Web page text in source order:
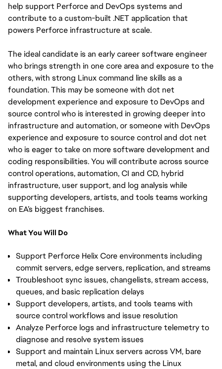
help support Perforce and DevOps systems and
contribute to a custom-built .NET application that
powers Perforce infrastructure at scale.
The ideal candidate is an early career software engineer
who brings strength in one core area and exposure to the
others, with strong Linux command line skills as a
foundation. This may be someone with dot net
development experience and exposure to DevOps and
source control who is interested in growing deeper into
infrastructure and automation, or someone with DevOps
experience and exposure to source control and dot net
who is eager to take on more software development and
coding responsibilities. You will contribute across source
control operations, automation, CI and CD, hybrid
infrastructure, user support, and log analysis while
supporting developers, artists, and tools teams working
on EA’s biggest franchises.
What You Will Do
Support Perforce Helix Core environments including
commit servers, edge servers, replication, and streams
Troubleshoot sync issues, changelists, stream access,
queues, and basic replication delays
Support developers, artists, and tools teams with
source control workflows and issue resolution
Analyze Perforce logs and infrastructure telemetry to
diagnose and resolve system issues
Support and maintain Linux servers across VM, bare
metal, and cloud environments using the Linux